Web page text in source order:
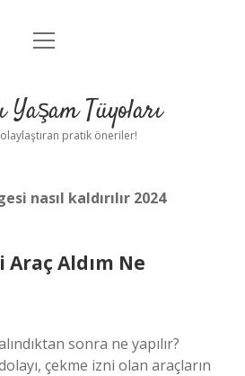
Anasayfa
Yasal Uyarı
menüyü
Yaşam Tüyoları
pratik öneriler!
nasıl kaldırılır 2024
Aldım Ne
sonra ne yapılır?
çekme izni olan araçların